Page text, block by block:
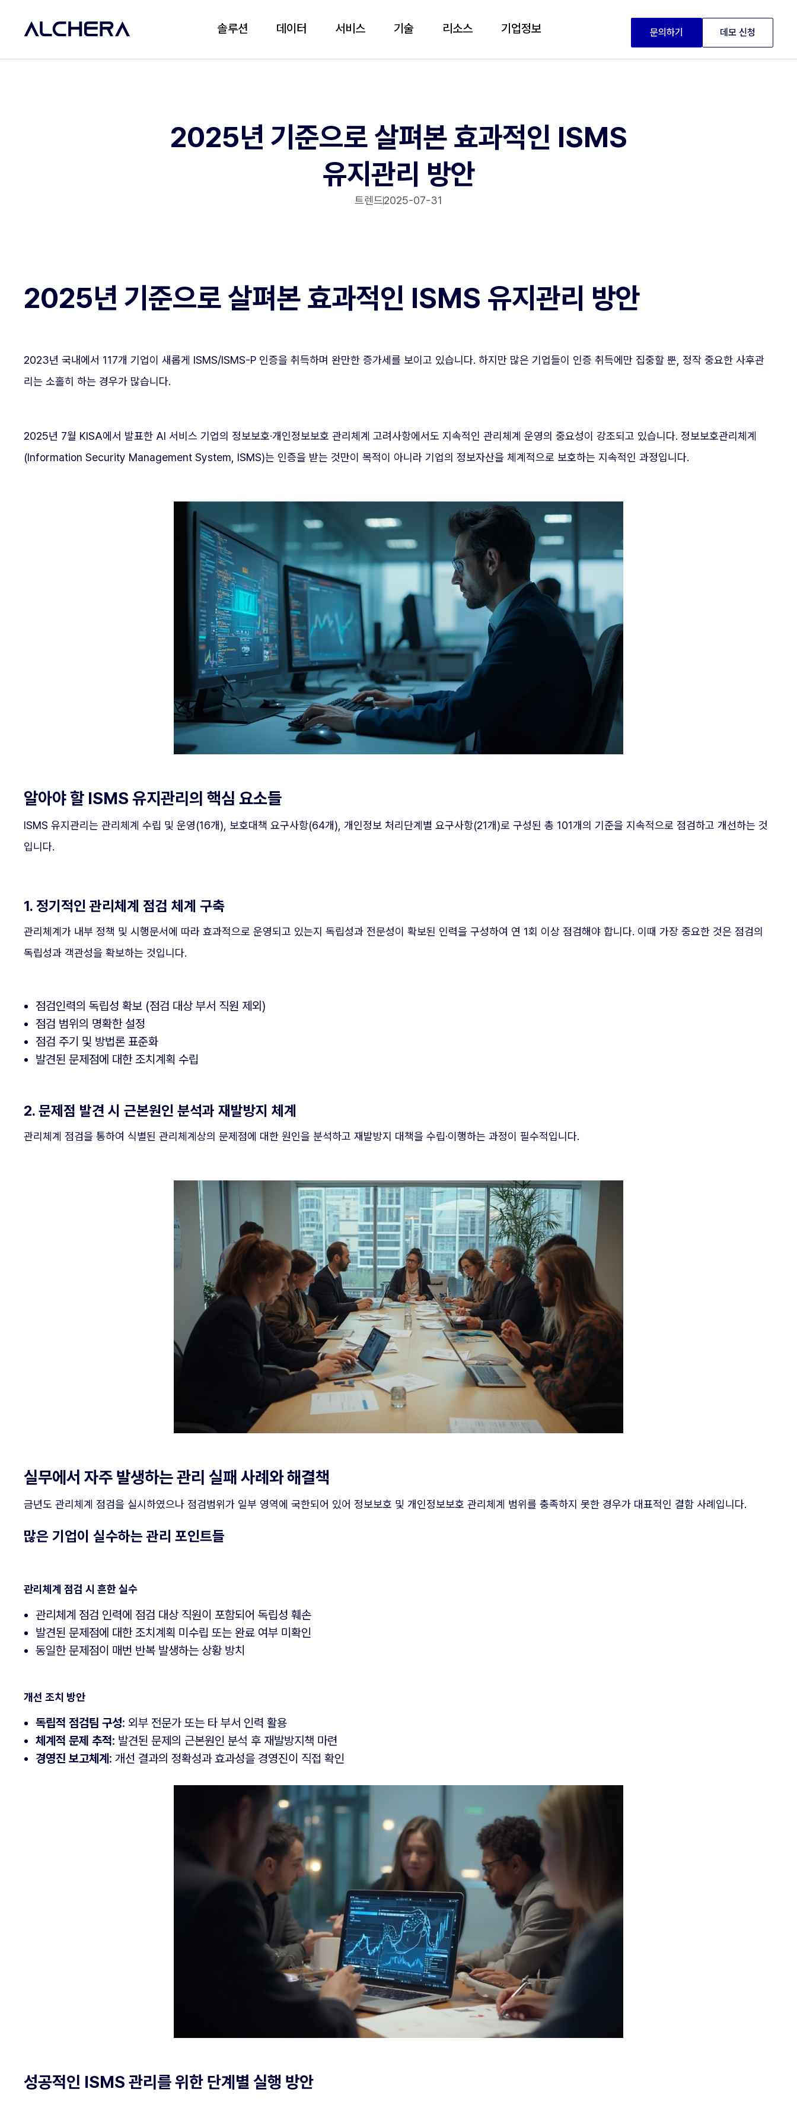
솔루션 데이터 서비스 기술 리소스 기업정보 문의하기 데모 신청
2025년 기준으로 살펴본 효과적인 ISMS
유지관리 방안
트렌드2025-07-31
2025년 기준으로 살펴본 효과적인 ISMS 유지관리 방안
2023년 국내에서 117개 기업이 새롭게 ISMS/ISMS-P 인증을 취득하며 완만한 증가세를 보이고 있습니다. 하지만 많은 기업들이 인증 취득에만 집중할 뿐, 정작 중요한 사후관
리는 소홀히 하는 경우가 많습니다.
2025년 7월 KISA에서 발표한 AI 서비스 기업의 정보보호·개인정보보호 관리체계 고려사항에서도 지속적인 관리체계 운영의 중요성이 강조되고 있습니다. 정보보호관리체계
(Information Security Management System, ISMS)는 인증을 받는 것만이 목적이 아니라 기업의 정보자산을 체계적으로 보호하는 지속적인 과정입니다.
알아야 할 ISMS 유지관리의 핵심 요소들
ISMS 유지관리는 관리체계 수립 및 운영(16개), 보호대책 요구사항(64개), 개인정보 처리단계별 요구사항(21개)로 구성된 총 101개의 기준을 지속적으로 점검하고 개선하는 것
입니다.
1. 정기적인 관리체계 점검 체계 구축
관리체계가 내부 정책 및 시행문서에 따라 효과적으로 운영되고 있는지 독립성과 전문성이 확보된 인력을 구성하여 연 1회 이상 점검해야 합니다. 이때 가장 중요한 것은 점검의
독립성과 객관성을 확보하는 것입니다.
점검인력의 독립성 확보 (점검 대상 부서 직원 제외)
점검 범위의 명확한 설정
점검 주기 및 방법론 표준화
발견된 문제점에 대한 조치계획 수립
2. 문제점 발견 시 근본원인 분석과 재발방지 체계
관리체계 점검을 통하여 식별된 관리체계상의 문제점에 대한 원인을 분석하고 재발방지 대책을 수립·이행하는 과정이 필수적입니다.
실무에서 자주 발생하는 관리 실패 사례와 해결책
금년도 관리체계 점검을 실시하였으나 점검범위가 일부 영역에 국한되어 있어 정보보호 및 개인정보보호 관리체계 범위를 충족하지 못한 경우가 대표적인 결함 사례입니다.
많은 기업이 실수하는 관리 포인트들
관리체계 점검 시 흔한 실수
관리체계 점검 인력에 점검 대상 직원이 포함되어 독립성 훼손
발견된 문제점에 대한 조치계획 미수립 또는 완료 여부 미확인
동일한 문제점이 매번 반복 발생하는 상황 방치
개선 조치 방안
독립적 점검팀 구성: 외부 전문가 또는 타 부서 인력 활용
체계적 문제 추적: 발견된 문제의 근본원인 분석 후 재발방지책 마련
경영진 보고체계 : 개선 결과의 정확성과 효과성을 경영진이 직접 확인
성공적인 ISMS 관리를 위한 단계별 실행 방안